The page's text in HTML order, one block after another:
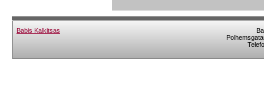
Babis Kalkitsas